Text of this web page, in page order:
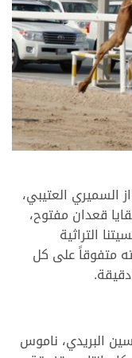
السميري العتيبي،
قعدان مفتوح،
التراثية
متفوقاً على كل
البريدي، ناموس